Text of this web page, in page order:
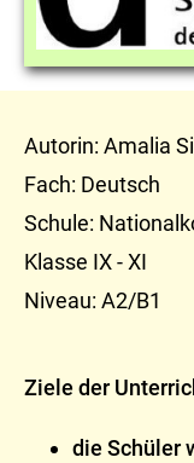
Autorin: Amalia
Fach: Deutsch
Schule:
Klasse IX - XI
Niveau: A2/B1
Ziele der
die Schüler